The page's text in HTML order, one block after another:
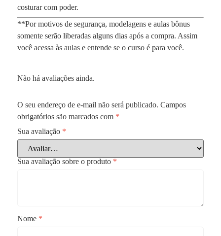
costurar com poder.
**Por motivos de segurança, modelagens e aulas bônus
somente serão liberadas alguns dias após a compra. Assim
você acessa às aulas e entende se o curso é para você.
Não há avaliações ainda.
O seu endereço de e-mail não será publicado. Campos
obrigatórios são marcados com *
Sua avaliação *
Sua avaliação sobre o produto *
Nome *